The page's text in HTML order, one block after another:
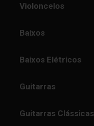
Violoncelos
Baixos
Baixos Elétricos
Guitarras
Guitarras Clássicas